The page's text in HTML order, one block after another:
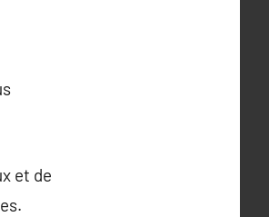
et de